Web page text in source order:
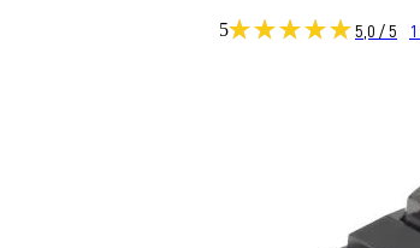
5 5,0 / 5 1